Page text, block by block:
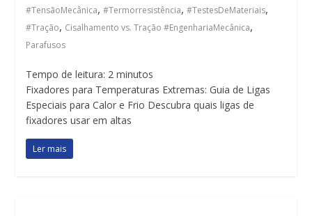
#TensãoMecânica,#Termorresistência,#TestesDeMateriais,
#Tração, Cisalhamento vs. Tração #EngenhariaMecânica,
Parafusos
Tempo de leitura: 2 minutos
Fixadores para Temperaturas Extremas: Guia de Ligas
Especiais para Calor e Frio Descubra quais ligas de
fixadores usar em altas
Ler mais